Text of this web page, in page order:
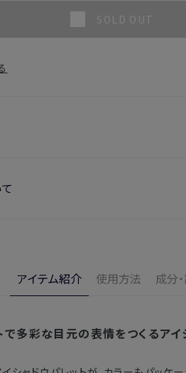
SOLD OUT
でにかかる日数の目安
ご確認ください。
日から7日間
アイテム紹介 使用方法 成分
で多彩な目元の表情をつくるアイ